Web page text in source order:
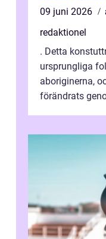
09 juni 2026
redaktionel
. Detta
ursprungliga
aboriginerna,
förändrats